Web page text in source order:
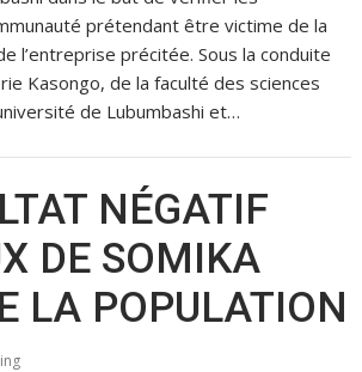
prétendant être victime de la
l’entreprise précitée. Sous la conduite
Kasongo, de la faculté des sciences
de Lubumbashi et…
NÉGATIF
DE SOMIKA
LA POPULATION